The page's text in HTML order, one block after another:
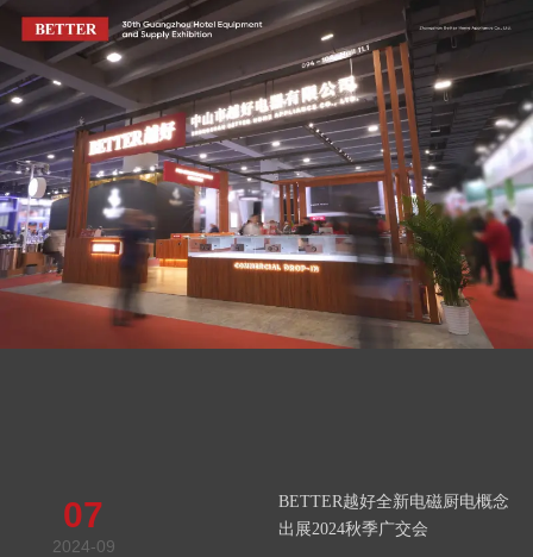
07
2024-09
BETTER越好全新电磁厨电概念
出展2024秋季广交会